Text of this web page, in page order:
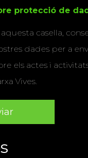
protecció de
casella,
dades per a
els actes i
Vives.